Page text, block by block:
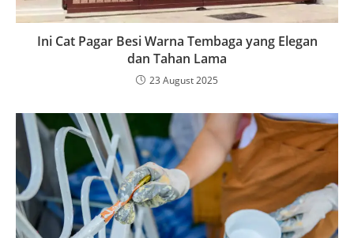
Ini Cat Pagar Besi Warna Tembaga yang Elegan
dan Tahan Lama
23 August 2025